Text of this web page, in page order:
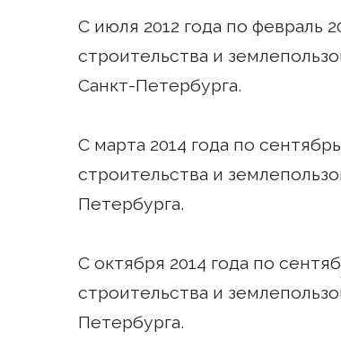
С июля 2012 года по февраль
строительства и
Санкт-Петербурга.
С марта 2014 года по
строительства и
Петербурга.
С октября 2014 года по
строительства и
Петербурга.